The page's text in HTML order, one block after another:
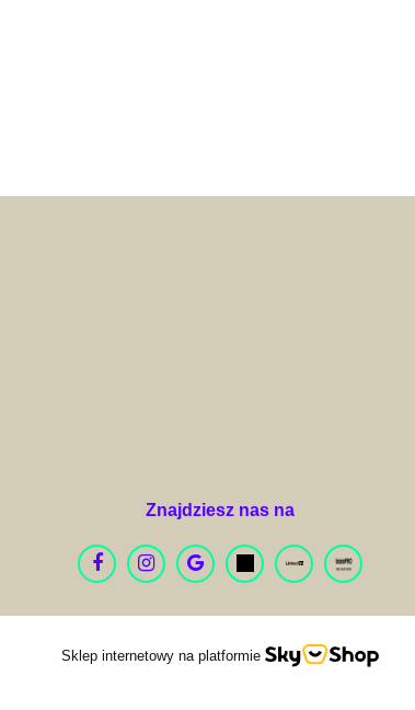
Artifact
Znajdziesz nas na
Sklep internetowy na platformie